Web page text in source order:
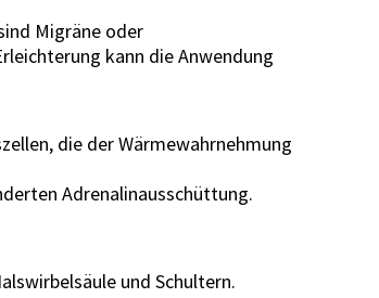
Migräne oder
kann die Anwendung
die der Wärmewahrnehmung
Adrenalinausschüttung.
und Schultern.